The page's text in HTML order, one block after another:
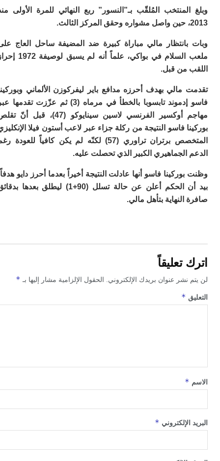
المُلقّب بـ”النسور” ربع النهائي للمرة الأولى منذ
مالي مباراة كبيرة ضد المضيفة ساحل العاج على
ملعب السلام في بواكي، علماً أنه لم يسبق لوصيفة 1972 إحراز
من قبل.
مالي بهدف أحرزه مدافع باير ليفركوزن الألماني وبوركينا
فاسو إدموند تابسوبا بالخطأ في مرماه (3) ثم عزّزت تقدمها عبر
مهاجم أوكسير الفرنسي لاسين سينايوكو (47)، قبل أنّ تقلص
فاسو النتيجة من ركلة جزاء عبر لاعب أستون فيلا الإنكليزي
المتخصص برتران تراوري (57) لكنّه لم يكن كافياً للعودة رغم
الجماهيري الكبير الذي تحصلت عليه.
فاسو أنها عادلت النتيجة أخيراً بعدما أحرز دايو هدفاً،
بيد أن الحكم أعلن عن حالة تسلل (90+1) ليطلق بعدها بدقائق
النهاية بتأهل مالي.
تعليقاً
نشر عنوان بريدك الإلكتروني. الحقول الإلزامية مشار إليها بـ*
*